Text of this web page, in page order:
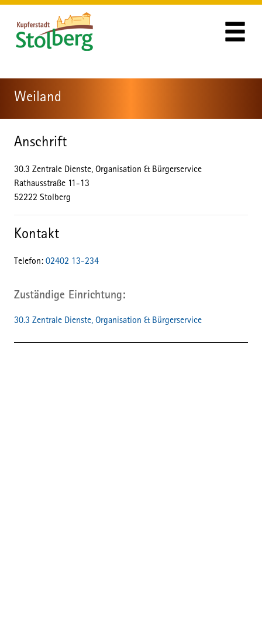
Zum Hauptinhalt springen
Zum Header
Zum Hauptinhalt
Zum Footer
Weiland
Anschrift
30.3 Zentrale Dienste, Organisation & Bürgerservice
Rathausstraße 11-13
52222 Stolberg
Kontakt
Telefon: 02402 13-234
Zuständige Einrichtung
30.3 Zentrale Dienste, Organisation & Bürgerservice